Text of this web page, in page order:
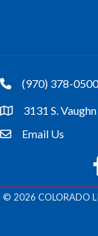
phone(970) 378-0500
location3131 S.
emailEmail Us
© 2026 COLORADO